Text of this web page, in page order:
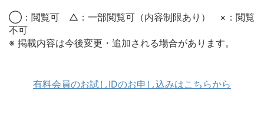
◯：閲覧可 △：一部閲覧可（内容制限あり） ×：閲覧
不可
※ 掲載内容は今後変更・追加される場合があります。
有料会員のお試しIDのお申し込みはこちらから